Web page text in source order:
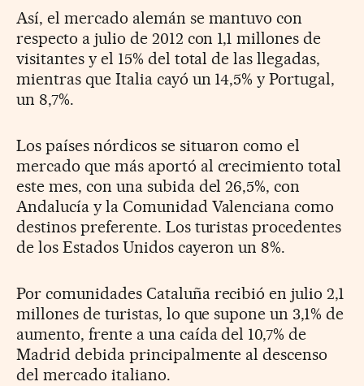
Así, el mercado alemán se mantuvo con
respecto a julio de 2012 con 1,1 millones de
visitantes y el 15% del total de las llegadas,
mientras que Italia cayó un 14,5% y Portugal,
un 8,7%.
Los países nórdicos se situaron como el
mercado que más aportó al crecimiento total
este mes, con una subida del 26,5%, con
Andalucía y la Comunidad Valenciana como
destinos preferente. Los turistas procedentes
de los Estados Unidos cayeron un 8%.
Por comunidades Cataluña recibió en julio 2,1
millones de turistas, lo que supone un 3,1% de
aumento, frente a una caída del 10,7% de
Madrid debida principalmente al descenso
del mercado italiano.